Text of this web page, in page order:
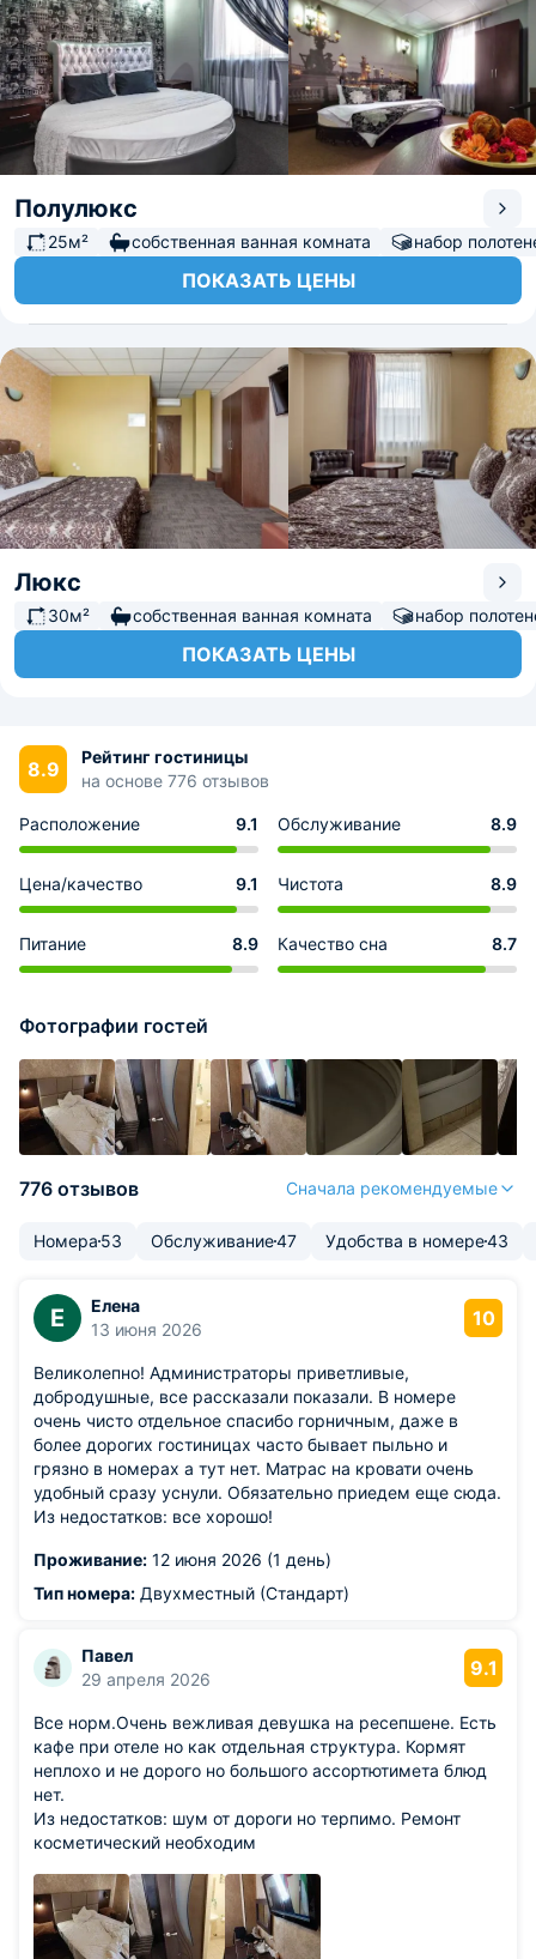
Полулюкс
25м² собственная ванная комната набор
ПОКАЗАТЬ ЦЕНЫ
Люкс
30м² собственная ванная комната набор
ПОКАЗАТЬ ЦЕНЫ
8.9
Рейтинг гостиницы
на основе 776 отзывов
Расположение 9.1 Обслуживание 8.9
Цена/качество 9.1 Чистота 8.9
Питание 8.9 Качество сна 8.7
Фотографии гостей
776 отзывов Сначала рекомендуемые
Номера 53 Обслуживание47 Удобства в номере43
Е
Елена
13 июня 2026
10
Великолепно! Администраторы приветливые,
добродушные, все рассказали показали. В номере
очень чисто отдельное спасибо горничным, даже в
более дорогих гостиницах часто бывает пыльно и
грязно в номерах а тут нет. Матрас на кровати очень
удобный сразу уснули. Обязательно приедем еще сюда.
Из недостатков: все хорошо!
Проживание: 12 июня 2026 (1 день)
Тип номера: Двухместный (Стандарт)
Павел
29 апреля 2026
9.1
Все норм.Очень вежливая девушка на ресепшене. Есть
кафе при отеле но как отдельная структура. Кормят
неплохо и не дорого но большого ассортютимета блюд
нет.
Из недостатков: шум от дороги но терпимо. Ремонт
косметический необходим